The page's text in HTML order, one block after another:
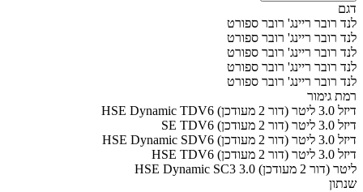
דגם
לנד רובר ריינג' רובר ספורט
לנד רובר ריינג' רובר ספורט
לנד רובר ריינג' רובר ספורט
לנד רובר ריינג' רובר ספורט
לנד רובר ריינג' רובר ספורט
רמת גימור
HSE Dynamic TDV6 דיזל 3.0 ליטר (דור 2 מעודכן)
SE TDV6 דיזל 3.0 ליטר (דור 2 מעודכן)
HSE Dynamic SDV6 דיזל 3.0 ליטר (דור 2 מעודכן)
HSE TDV6 דיזל 3.0 ליטר (דור 2 מעודכן)
HSE Dynamic SC3 3.0 ליטר (דור 2 מעודכן)
שנתון